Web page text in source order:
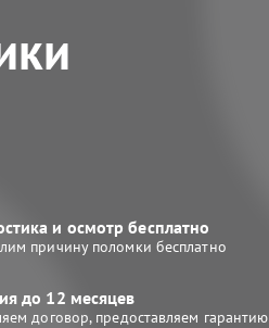
и осмотр бесплатно
причину поломки бесплатно
до 12 месяцев
договор, предоставляем гарантию